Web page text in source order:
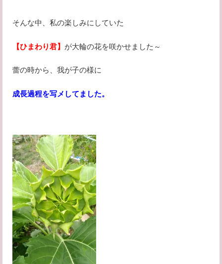
そんな中、私の楽しみにしていた
【ひまわり君】 が大輪の花を咲かせました～
蕾の時から、我が子の様に
成長過程を写メしてました。